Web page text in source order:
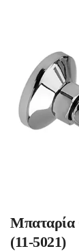
Μπαταρία
(11-5021)